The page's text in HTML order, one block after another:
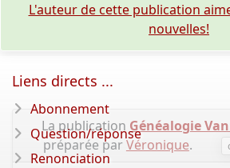
L'auteur de cette publication
nouvelles!
La publication Généalogie
préparée parVéronique.
Liens directs ...
Abonnement
Question/réponse
Renonciation